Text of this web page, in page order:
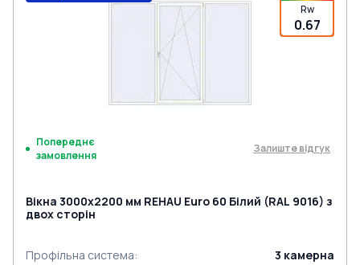
Rw
0.67
Попереднє
замовлення
Залиште відгук
Вікна 3000x2200 мм REHAU Euro 60 Білий (RAL 9016) з
двох сторін
Профільна система: 3 камерна